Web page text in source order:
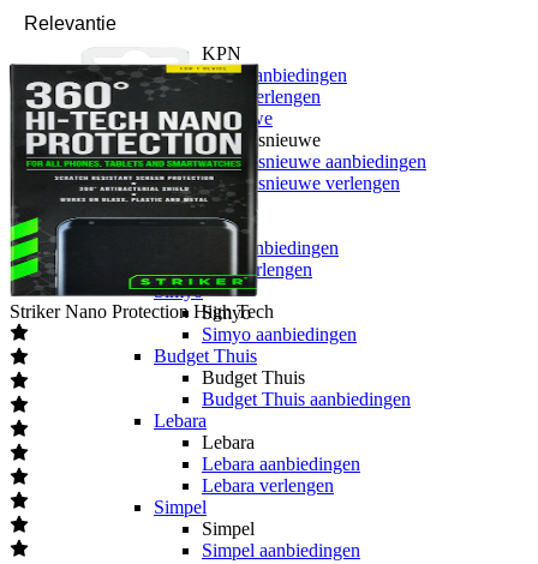
KPN
KPN aanbiedingen
KPN verlengen
hollandsnieuwe
hollandsnieuwe
hollandsnieuwe aanbiedingen
hollandsnieuwe verlengen
Ben
Ben
Ben aanbiedingen
Ben verlengen
Simyo
Simyo
Simyo aanbiedingen
Budget Thuis
Budget Thuis
Budget Thuis aanbiedingen
Lebara
Lebara
Lebara aanbiedingen
Lebara verlengen
Simpel
Simpel
Simpel aanbiedingen
Striker Nano Protection High Tech